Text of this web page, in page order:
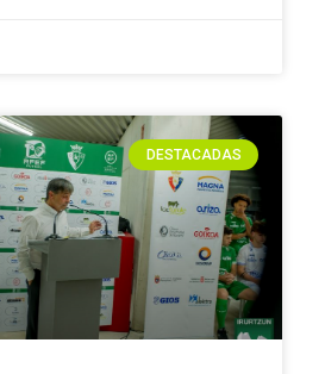
DESTACADAS